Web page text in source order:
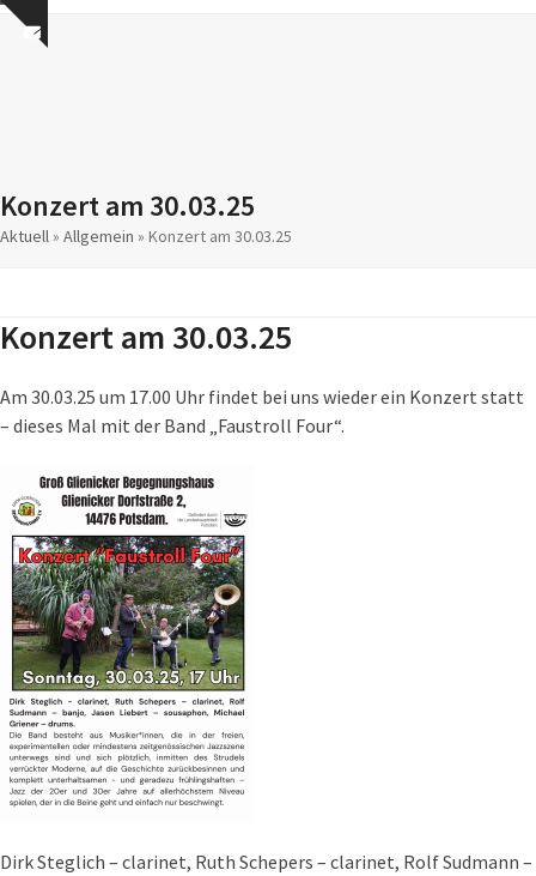
Skip
Show
Open
Close
Konzert am 30.03.25
Aktuell » Allgemein » Konzert am 30.03.25
Konzert am 30.03.25
Am 30.03.25 um 17.00 Uhr findet bei uns wieder ein Konzert statt
– dieses Mal mit der Band „Faustroll Four“.
Dirk Steglich – clarinet, Ruth Schepers – clarinet, Rolf Sudmann –